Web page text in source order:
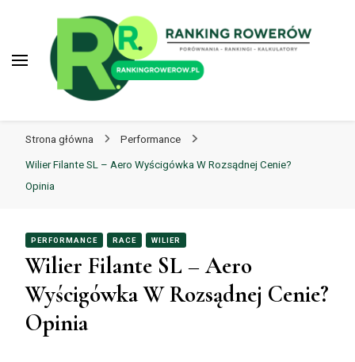
Strona główna Performance
Wilier Filante SL – Aero Wyścigówka W Rozsądnej Cenie?
Opinia
PERFORMANCE RACE WILIER
Wilier Filante SL – Aero
Wyścigówka W Rozsądnej Cenie?
Opinia